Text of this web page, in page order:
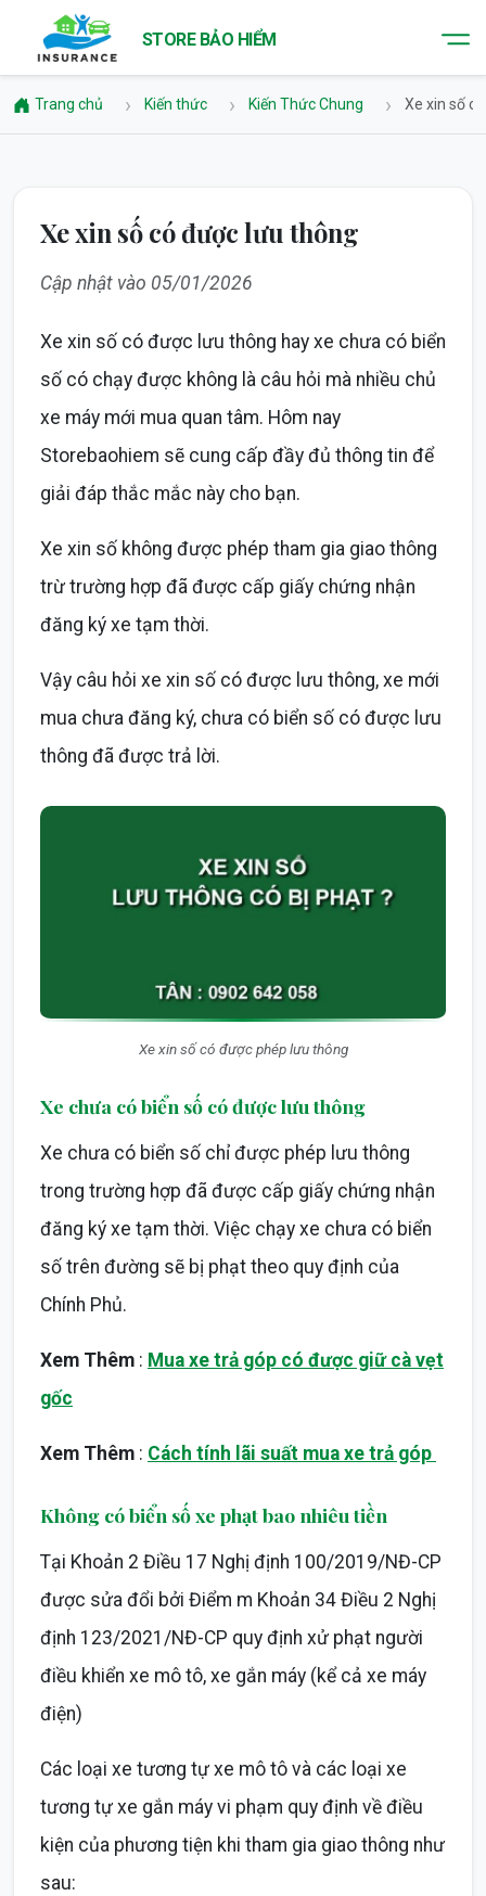
STORE BẢO HIỂM
Trang chủ Kiến thức Kiến Thức Chung Xe xin số
Xe xin số có được lưu thông
Cập nhật vào 05/01/2026
Xe xin số có được lưu thông hay xe chưa có biển
số có chạy được không là câu hỏi mà nhiều chủ
xe máy mới mua quan tâm. Hôm nay
Storebaohiem sẽ cung cấp đầy đủ thông tin để
giải đáp thắc mắc này cho bạn.
Xe xin số không được phép tham gia giao thông
trừ trường hợp đã được cấp giấy chứng nhận
đăng ký xe tạm thời.
Vậy câu hỏi xe xin số có được lưu thông, xe mới
mua chưa đăng ký, chưa có biển số có được lưu
thông đã được trả lời.
Xe xin số có được phép lưu thông
Xe chưa có biển số có được lưu thông
Xe chưa có biển số chỉ được phép lưu thông
trong trường hợp đã được cấp giấy chứng nhận
đăng ký xe tạm thời. Việc chạy xe chưa có biển
số trên đường sẽ bị phạt theo quy định của
Chính Phủ.
Xem Thêm : Mua xe trả góp có được giữ cà vẹt
gốc
Xem Thêm : Cách tính lãi suất mua xe trả góp
Không có biển số xe phạt bao nhiêu tiền
Tại Khoản 2 Điều 17 Nghị định 100/2019/NĐ-CP
được sửa đổi bởi Điểm m Khoản 34 Điều 2 Nghị
định 123/2021/NĐ-CP quy định xử phạt người
điều khiển xe mô tô, xe gắn máy (kể cả xe máy
điện)
Các loại xe tương tự xe mô tô và các loại xe
tương tự xe gắn máy vi phạm quy định về điều
kiện của phương tiện khi tham gia giao thông như
sau: